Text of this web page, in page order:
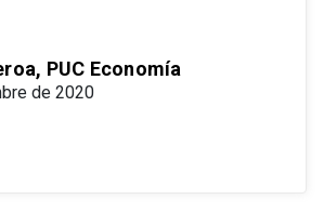
PUC Economía
de 2020